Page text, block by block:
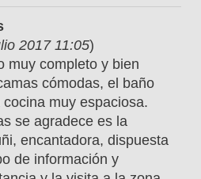
2017 11:05)
muy completo y bien
cómodas, el baño
muy espaciosa.
se agradece es la
encantadora, dispuesta
de información y